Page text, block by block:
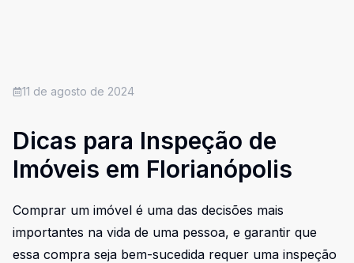
11 de agosto de 2024
Dicas para Inspeção de
Imóveis em Florianópolis
Comprar um imóvel é uma das decisões mais
importantes na vida de uma pessoa, e garantir que
essa compra seja bem-sucedida requer uma inspeção